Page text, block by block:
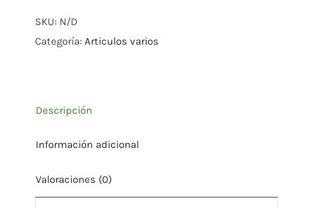
SKU: N/D
Categoría: Articulos varios
Descripción
Información adicional
Valoraciones (0)